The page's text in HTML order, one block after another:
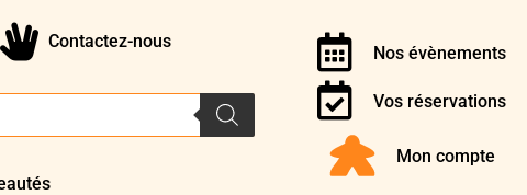
Contactez-nous
Nos évènements
Vos réservations
Mon compte